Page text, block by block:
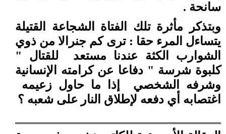
سانحة .
وبتذكر مأثرة تلك الفتاة الشجاعة القتيلة
يتساءل المرء حقا : ترى كم جنرالا من ذوي
الشوارب الكثة عندنا مستعد
للقتال "
كلبوة شرسة " دفاعا عن كرامته الإنسانية
وشرفه الشخصي
إذا ما حاول زعيمه
اغتصابه أي دفعه لإطلاق النار على شعبه ؟